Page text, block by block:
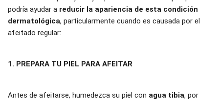
podría ayudar a reducir la apariencia de esta condición
dermatológica, particularmente cuando es causada por el
afeitado regular:
1. PREPARA TU PIEL PARA AFEITAR
Antes de afeitarse, humedezca su piel con agua tibia, por